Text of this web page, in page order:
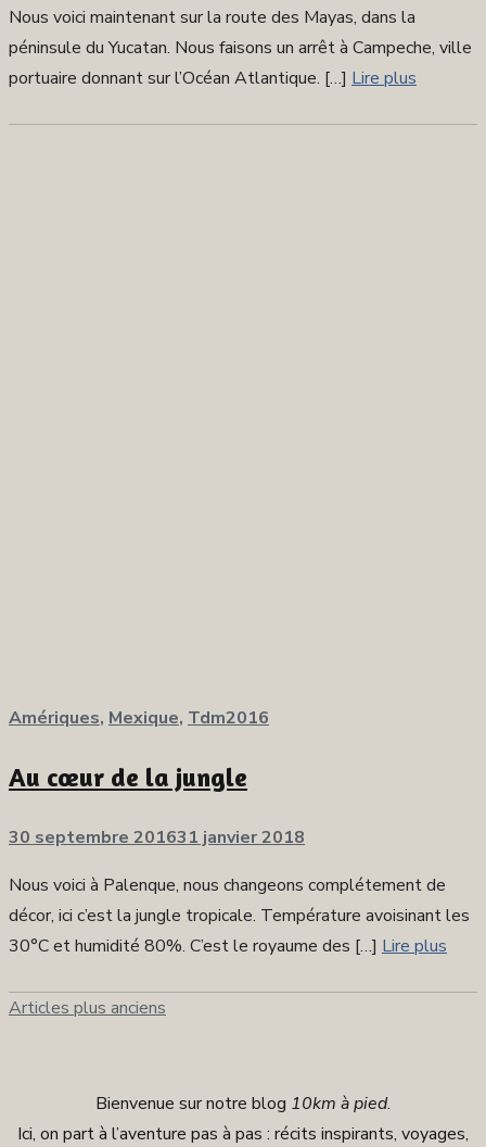
Nous voici maintenant sur la route des Mayas, dans la
péninsule du Yucatan. Nous faisons un arrêt à Campeche, ville
portuaire donnant sur l’Océan Atlantique. […] Lire plus
Amériques, Mexique, Tdm2016
Au cœur de la jungle
Publié
30 septembre 201631 janvier 2018
Nous voici à Palenque, nous changeons complétement de
décor, ici c’est la jungle tropicale. Température avoisinant les
30°C et humidité 80%. C’est le royaume des […] Lire plus
Navigation
articles
Articles plus anciens
Bienvenue sur notre blog 10km à pied.
Ici, on part à l’aventure pas à pas : récits inspirants, voyages,